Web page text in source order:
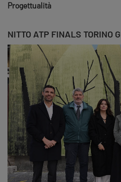
Progettualità
NITTO ATP FINALS TORINO